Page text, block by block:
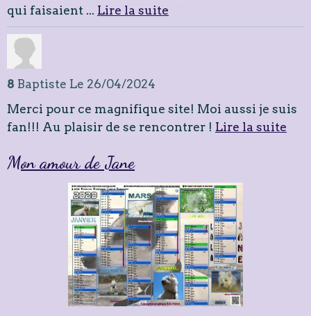
qui faisaient ... Lire la suite
8 Baptiste Le 26/04/2024
Merci pour ce magnifique site! Moi aussi je suis
fan!!! Au plaisir de se rencontrer ! Lire la suite
Mon amour de Jane